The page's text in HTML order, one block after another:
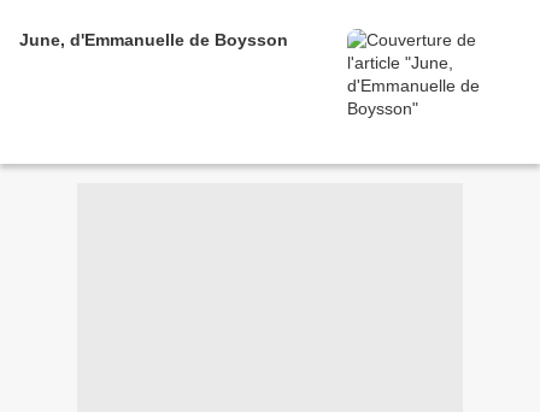
June, d'Emmanuelle de Boysson